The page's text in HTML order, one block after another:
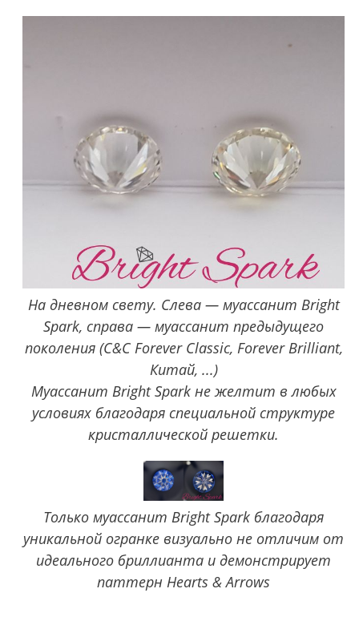
На дневном свету. Слева — муассанит Bright
Spark, справа — муассанит предыдущего
поколения (C&C Forever Classic, Forever Brilliant,
Китай, ...)
Муассанит Bright Spark не желтит в любых
условиях благодаря специальной структуре
кристаллической решетки.
Только муассанит Bright Spark благодаря
уникальной огранке визуально не отличим от
идеального бриллианта и демонстрирует
паттерн Hearts & Arrows